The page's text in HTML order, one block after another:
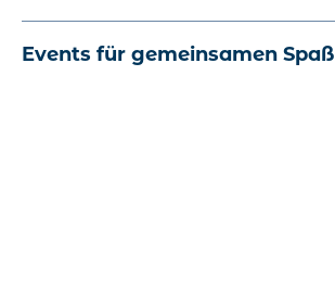
Events für gemeinsamen Spaß